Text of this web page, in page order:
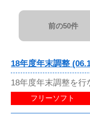
前の50件
18年度年末調整
18年度年末調整を行
フリーソフト